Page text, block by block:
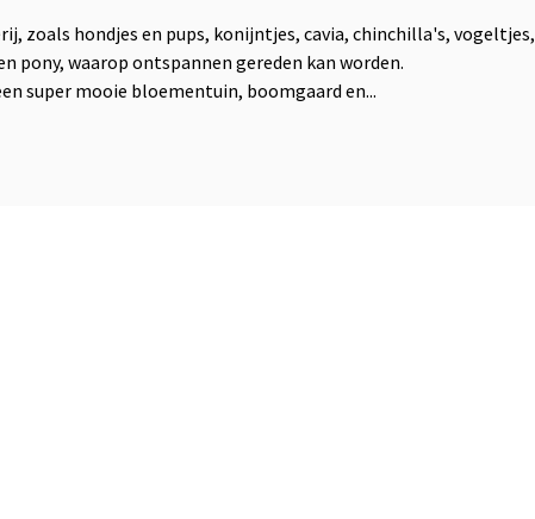
zoals hondjes en pups, konijntjes, cavia, chinchilla's, vogeltjes,
pony, waarop ontspannen gereden kan worden.
super mooie bloementuin, boomgaard en...